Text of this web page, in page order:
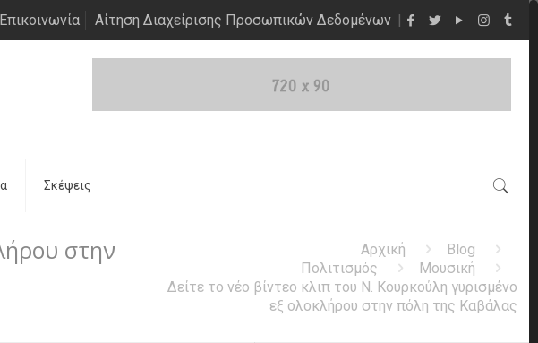
Επικοινωνία Αίτηση Διαχείρισης Προσωπικών Δεδομένων
Σκέψεις
στην Αρχική
Blog
Πολιτισμός
Μουσική
Δείτε το νέο βίντεο κλιπ του Ν. Κουρκούλη γυρισμένο
εξ ολοκλήρου στην πόλη της Καβάλας